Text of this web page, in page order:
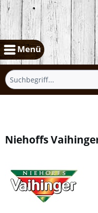
Menü
Niehoffs